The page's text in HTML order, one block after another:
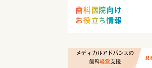
歯科医院向け
お役立ち情報